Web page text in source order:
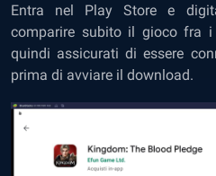
Entra nel Play Store e
comparire subito il gioco fra
quindi assicurati di essere
prima di avviare il download.